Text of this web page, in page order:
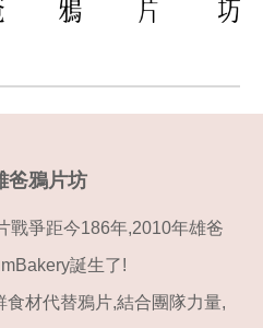
爸鴉片坊
戰爭距今186年,2010年雄爸
誕生了!
材代替鴉片,結合團隊力量,